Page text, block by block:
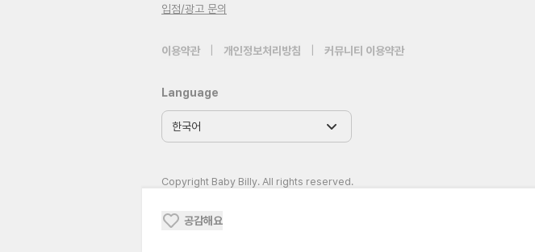
공감해요
입점/광고 문의
이용약관 개인정보처리방침 커뮤니티 이용약관
Language
Copyright Baby Billy. All rights reserved.